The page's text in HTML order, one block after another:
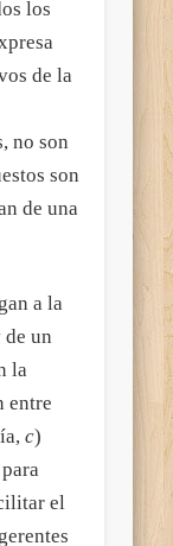
los
de la
no son
son
de una
a la
un
la
entre
c)
el